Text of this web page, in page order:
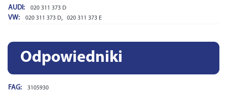
AUDI: 020 311 373 D
VW: 020 311 373 D, 020 311 373 E
Odpowiedniki
FAG: 3105930